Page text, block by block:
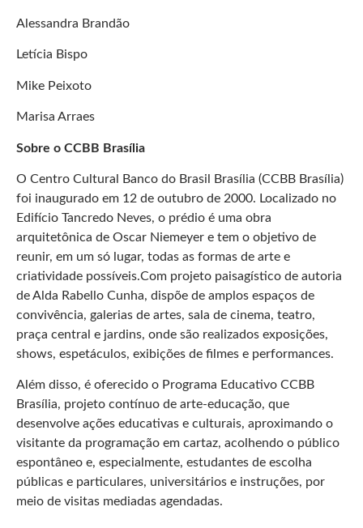
Alessandra Brandão
Letícia Bispo
Mike Peixoto
Marisa Arraes
Sobre o CCBB Brasília
O Centro Cultural Banco do Brasil Brasília (CCBB Brasília)
foi inaugurado em 12 de outubro de 2000. Localizado no
Edifício Tancredo Neves, o prédio é uma obra
arquitetônica de Oscar Niemeyer e tem o objetivo de
reunir, em um só lugar, todas as formas de arte e
criatividade possíveis.Com projeto paisagístico de autoria
de Alda Rabello Cunha, dispõe de amplos espaços de
convivência, galerias de artes, sala de cinema, teatro,
praça central e jardins, onde são realizados exposições,
shows, espetáculos, exibições de filmes e performances.
Além disso, é oferecido o Programa Educativo CCBB
Brasília, projeto contínuo de arte-educação, que
desenvolve ações educativas e culturais, aproximando o
visitante da programação em cartaz, acolhendo o público
espontâneo e, especialmente, estudantes de escolha
públicas e particulares, universitários e instruções, por
meio de visitas mediadas agendadas.